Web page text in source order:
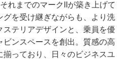
れまでのマークIIが築き上げて
グを受け継ぎながらも、より洗
ステリアデザインと、乗員を優
ビンスペースを創出。質感の高
揃っており、日々のビジネスユ